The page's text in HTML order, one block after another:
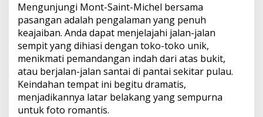
Mengunjungi Mont-Saint-Michel bersama
pasangan adalah pengalaman yang penuh
keajaiban. Anda dapat menjelajahi jalan-jalan
sempit yang dihiasi dengan toko-toko unik,
menikmati pemandangan indah dari atas bukit,
atau berjalan-jalan santai di pantai sekitar pulau.
Keindahan tempat ini begitu dramatis,
menjadikannya latar belakang yang sempurna
untuk foto romantis.